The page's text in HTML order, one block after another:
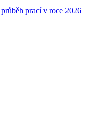
prací v roce 2026